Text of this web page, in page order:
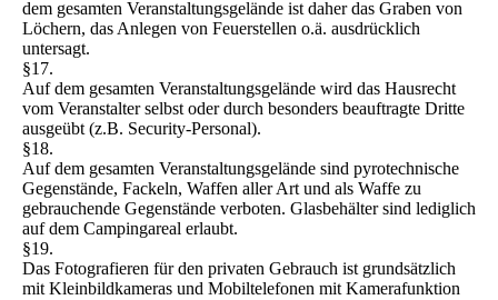
dem gesamten Veranstaltungsgelände ist daher das Graben von
Löchern, das Anlegen von Feuerstellen o.ä. ausdrücklich
untersagt.
§17.
Auf dem gesamten Veranstaltungsgelände wird das Hausrecht
vom Veranstalter selbst oder durch besonders beauftragte Dritte
ausgeübt (z.B. Security-Personal).
§18.
Auf dem gesamten Veranstaltungsgelände sind pyrotechnische
Gegenstände, Fackeln, Waffen aller Art und als Waffe zu
gebrauchende Gegenstände verboten. Glasbehälter sind lediglich
auf dem Campingareal erlaubt.
§19.
Das Fotografieren für den privaten Gebrauch ist grundsätzlich
mit Kleinbildkameras und Mobiltelefonen mit Kamerafunktion